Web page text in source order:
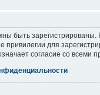
быть зарегистрированы.
привилегии для
согласие со всеми